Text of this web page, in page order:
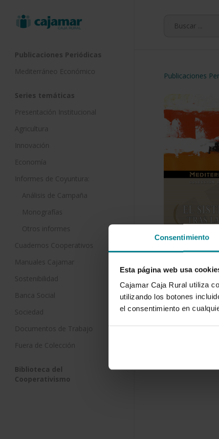
Consentimiento
Esta página web usa
Cajamar Caja Rural utiliza
utilizando los botones
el consentimiento en
Publicaciones Periódicas
Mediterráneo Económico
Series temáticas
Presentación Institucional
Agricultura
Innovación
Economía
Informes de Coyuntura:
Análisis de Campaña
Monografías
Otros informes
Cuadernos Cooperativos
Manuales Cajamar
Sostenibilidad
Banca Social
Sociedad
Documentos de Trabajo
Fuera de Colección
Biblioteca del
Cooperativismo
Publicaciones
Descargar